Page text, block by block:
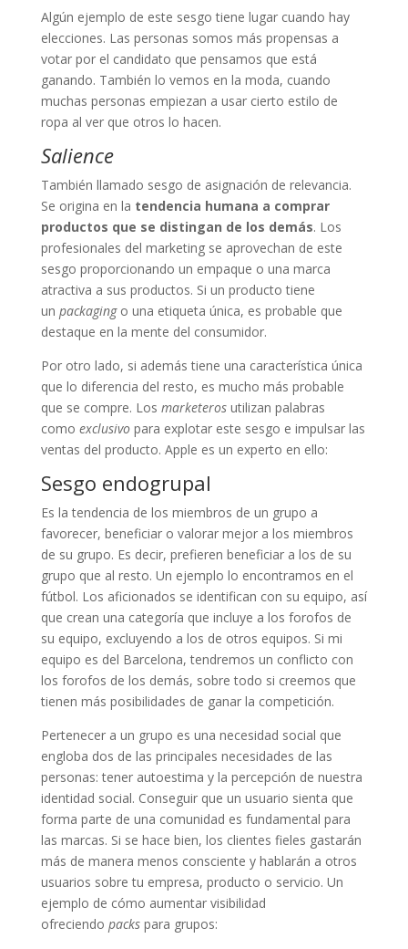
Algún ejemplo de este sesgo tiene lugar cuando hay
elecciones. Las personas somos más propensas a
votar por el candidato que pensamos que está
ganando. También lo vemos en la moda, cuando
muchas personas empiezan a usar cierto estilo de
ropa al ver que otros lo hacen.
Salience
También llamado sesgo de asignación de relevancia.
Se origina en la tendencia humana a comprar
productos que se distingan de los demás. Los
profesionales del marketing se aprovechan de este
sesgo proporcionando un empaque o una marca
atractiva a sus productos. Si un producto tiene
un packagingo una etiqueta única, es probable que
destaque en la mente del consumidor.
Por otro lado, si además tiene una característica única
que lo diferencia del resto, es mucho más probable
que se compre. Los marketerosutilizan palabras
como exclusivopara explotar este sesgo e impulsar las
ventas del producto. Apple es un experto en ello:
Sesgo endogrupal
Es la tendencia de los miembros de un grupo a
favorecer, beneficiar o valorar mejor a los miembros
de su grupo. Es decir, prefieren beneficiar a los de su
grupo que al resto. Un ejemplo lo encontramos en el
fútbol. Los aficionados se identifican con su equipo, así
que crean una categoría que incluye a los forofos de
su equipo, excluyendo a los de otros equipos. Si mi
equipo es del Barcelona, tendremos un conflicto con
los forofos de los demás, sobre todo si creemos que
tienen más posibilidades de ganar la competición.
Pertenecer a un grupo es una necesidad social que
engloba dos de las principales necesidades de las
personas: tener autoestima y la percepción de nuestra
identidad social. Conseguir que un usuario sienta que
forma parte de una comunidad es fundamental para
las marcas. Si se hace bien, los clientes fieles gastarán
más de manera menos consciente y hablarán a otros
usuarios sobre tu empresa, producto o servicio. Un
ejemplo de cómo aumentar visibilidad
ofreciendo packspara grupos: